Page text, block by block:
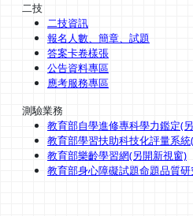
二技
二技資訊
報名人數、簡章、試題
答案卡卷樣張
公告資料專區
應考服務專區
測驗業務
教育部自學進修專科學力鑑定(
教育部學習扶助科技化評量系
教育部樂齡學習網(另開新視窗)
教育部身心障礙試題命題品質